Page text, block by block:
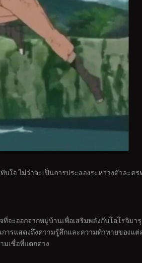
ใจ ไม่ว่าจะเป็นการประลองระหว่างตัวละ
ะออกจากหมู่บ้านเพื่อเสริมพลังกับโอโรจิมา
ารแสดงถึงความรู้สึกและความท้าทายของแ
มเชื่อที่แตกต่าง